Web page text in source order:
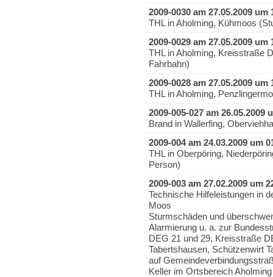
2009-0030 am 27.05.2009 um
THL in Aholming, Kühmoos
2009-0029 am 27.05.2009 um
THL in Aholming, Kreisstraße
Fahrbahn)
2009-0028 am 27.05.2009 um
THL in Aholming,
2009-005-027 am 26.05.2009
Brand in Wallerfing,
2009-004 am 24.03.2009 um
THL in Oberpöring,
Person)
2009-003 am 27.02.2009 um
Technische Hilfeleistungen in
Moos
Sturmschäden und
Alarmierung u. a. zur
DEG 21 und 29, Kreisstraße
Tabertshausen, Schützenwirt
auf
Keller im Ortsbereich Aholming